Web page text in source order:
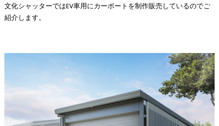
文化シャッターではEV車用にカーポートを制作販売しているのでご
紹介します。